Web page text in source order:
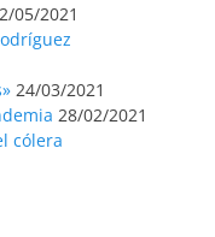
05/2021
24/03/2021
28/02/2021
cólera